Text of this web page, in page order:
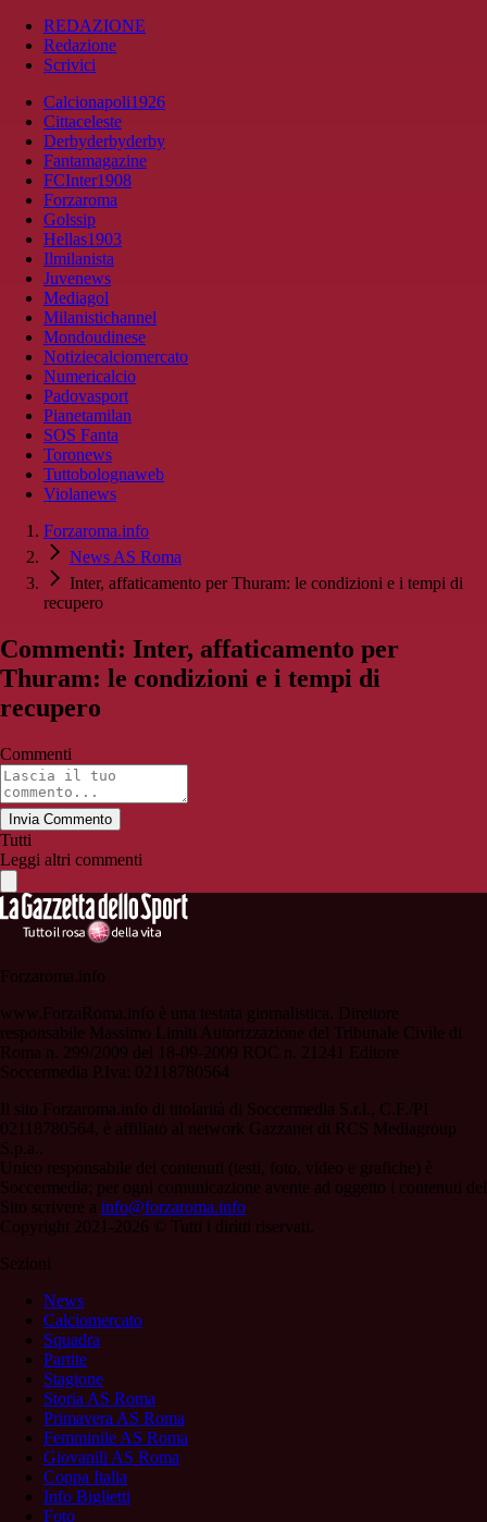
REDAZIONE
Redazione
Scrivici
Calcionapoli1926
Cittaceleste
Derbyderbyderby
Fantamagazine
FCInter1908
Forzaroma
Golssip
Hellas1903
Ilmilanista
Juvenews
Mediagol
Milanistichannel
Mondoudinese
Notiziecalciomercato
Numericalcio
Padovasport
Pianetamilan
SOS Fanta
Toronews
Tuttobolognaweb
Violanews
Forzaroma.info
News AS Roma
Inter, affaticamento per Thuram: le condizioni e i tempi di
recupero
Commenti: Inter, affaticamento per
Thuram: le condizioni e i tempi di
recupero
Commenti
Invia Commento
Tutti
Leggi altri commenti
Forzaroma.info
www.ForzaRoma.info è una testata giornalistica. Direttore
responsabile Massimo Limiti Autorizzazione del Tribunale Civile di
Roma n. 299/2009 del 18-09-2009 ROC n. 21241 Editore
Soccermedia P.Iva: 02118780564
Il sito Forzaroma.info di titolarità di Soccermedia S.r.l., C.F./PI
02118780564, è affiliato al network Gazzanet di RCS Mediagroup
S.p.a..
Unico responsabile dei contenuti (testi, foto, video e grafiche) è
Soccermedia; per ogni comunicazione avente ad oggetto i contenuti del
Sito scrivere a info@forzaroma.info
Copyright 2021-2026 © Tutti i diritti riservati.
Sezioni
News
Calciomercato
Squadra
Partite
Stagione
Storia AS Roma
Primavera AS Roma
Femminile AS Roma
Giovanili AS Roma
Coppa Italia
Info Biglietti
Foto